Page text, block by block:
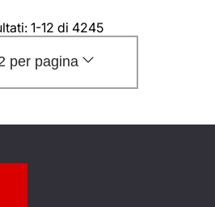
1-12 di 4245
per pagina